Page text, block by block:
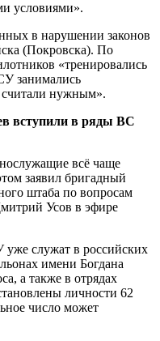
условиями».
в нарушении законов
(Покровска). По
«тренировались
занимались
считали нужным».
вступили в ряды ВС
всё чаще
заявил бригадный
штаба по вопросам
Усов в эфире
служат в российских
имени Богдана
а также в отрядах
личности 62
число может